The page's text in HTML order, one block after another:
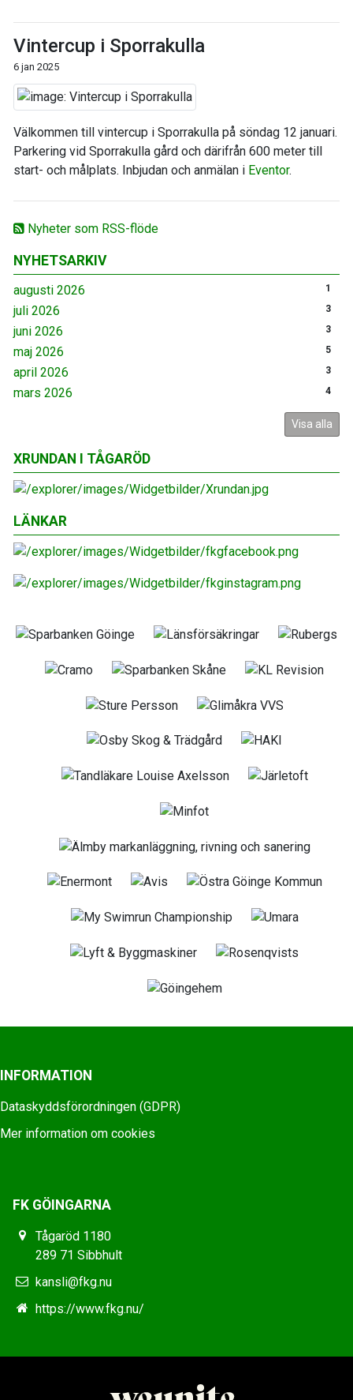
Nyheter som RSS-flöde
NYHETSARKIV
augusti 2026 1
juli 2026 3
juni 2026 3
maj 2026 5
april 2026 3
mars 2026 4
Visa alla
Vintercup i Sporrakulla
6 jan 2025
Välkommen till vintercup i Sporrakulla på söndag 12 januari.
Parkering vid Sporrakulla gård och därifrån 600 meter till
start- och målplats. Inbjudan och anmälan i Eventor.
XRUNDAN I TÅGARÖD
LÄNKAR
INFORMATION
Dataskyddsförordningen (GDPR)
Mer information om cookies
FK GÖINGARNA
Tågaröd 1180
289 71 Sibbhult
kansli@fkg.nu
https://www.fkg.nu/